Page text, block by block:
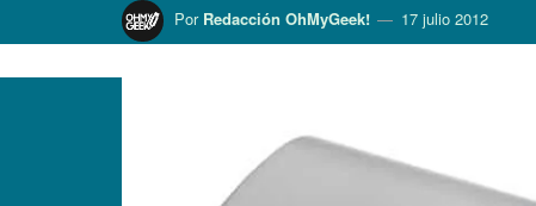
Por Redacción OhMyGeek! 17 julio 2012